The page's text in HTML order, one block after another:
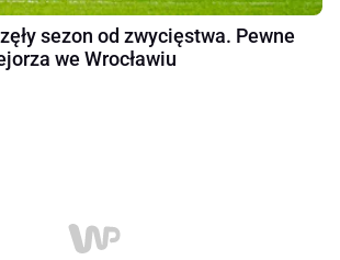
sezon od zwycięstwa. Pewne
we Wrocławiu